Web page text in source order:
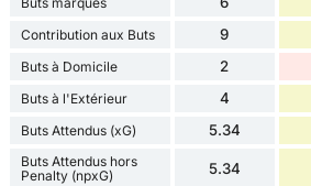
Contribution aux Buts 9
Buts à Domicile 2
Buts à l'Extérieur 4
Buts Attendus (xG) 5.34
Buts Attendus hors
Penalty (npxG)
5.34